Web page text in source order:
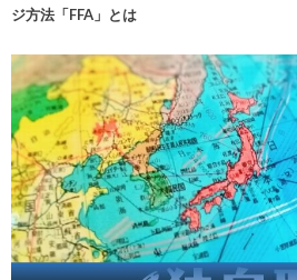
ジ方法「FFA」とは